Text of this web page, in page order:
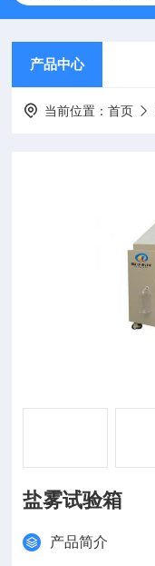
产品中心
当前位置：首页
盐雾试验箱
产品简介